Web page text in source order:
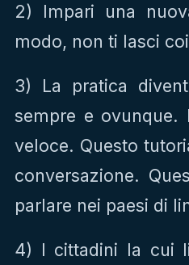
2) Impari una
modo, non ti lasci
3) La pratica
sempre e ovunque.
veloce. Questo
conversazione.
parlare nei paesi di
4) I cittadini la cui